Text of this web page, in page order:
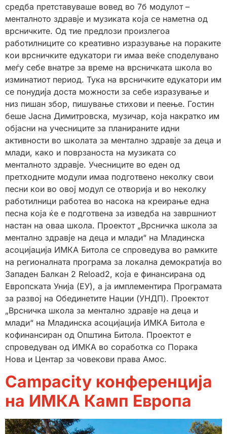
средба претставуваше вовед во 7б модулот –
менталното здравје и музиката која се наметна од
врсничките. Од тие предлози произлегоа
работилниците со креативно изразување на пораките
кои врсничките едукатори ги имаа веќе споделувано
меѓу себе внатре за време на врсничката школа во
изминатиот период. Тука на врсничките едукатори им
се понудија доста можности за себе изразување и
низ пишан збор, пишување стихови и пеење. Гостин
беше Јасна Димитровска, музичар, која накратко им
објасни на учесниците за планираните идни
активности во школата за ментално здравје за деца и
млади, како и поврзаноста на музиката со
менталното здравје. Учесниците во еден од
претходните модули имаа подготвено неколку свои
песни кои во овој модул се отворија и во неколку
работилници работеа во насока на креирање една
песна која ќе е подготвена за изведба на завршниот
настан на оваа школа. Проектот „Врсничка школа за
ментално здравје на деца и млади“ на Младинска
асоцијација ИМКА Битола се спроведува во рамките
на регионалната програма за локална демократија во
Западен Балкан 2 Reload2, која е финансирана од
Европската Унија (ЕУ), а ја имплементира Програмата
за развој на Обединетите Нации (УНДП). Проектот
„Врсничка школа за ментално здравје на деца и
млади“ на Младинска асоцијација ИМКА Битола е
кофинансиран од Општина Битола. Проектот е
спроведуван од ИМКА во соработка со Порака
Нова и Центар за човекови права Амос.
Campacity конференција
на ИМКА Камп Европа